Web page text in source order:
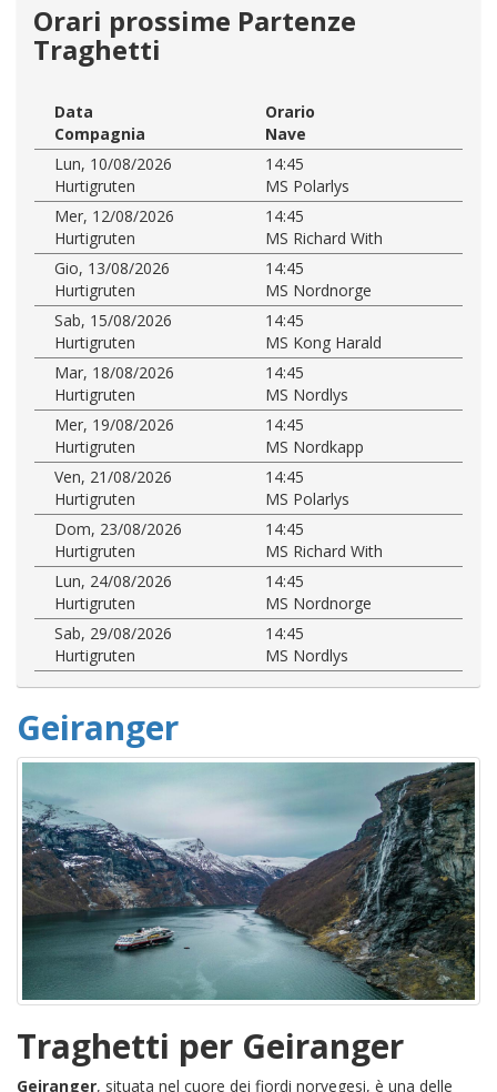
Orari prossime Partenze
Traghetti
Data
Orario
Compagnia
Nave
Lun, 10/08/2026
14:45
Hurtigruten
MS Polarlys
Mer, 12/08/2026
14:45
Hurtigruten
MS Richard With
Gio, 13/08/2026
14:45
Hurtigruten
MS Nordnorge
Sab, 15/08/2026
14:45
Hurtigruten
MS Kong Harald
Mar, 18/08/2026
14:45
Hurtigruten
MS Nordlys
Mer, 19/08/2026
14:45
Hurtigruten
MS Nordkapp
Ven, 21/08/2026
14:45
Hurtigruten
MS Polarlys
Dom, 23/08/2026
14:45
Hurtigruten
MS Richard With
Lun, 24/08/2026
14:45
Hurtigruten
MS Nordnorge
Sab, 29/08/2026
14:45
Hurtigruten
MS Nordlys
Geiranger
Traghetti per Geiranger
Geiranger, situata nel cuore dei fiordi norvegesi, è una delle